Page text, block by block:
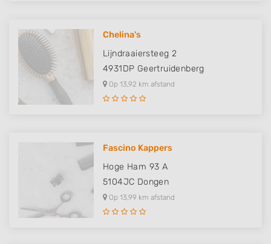
Chelina's
Lijndraaiersteeg 2
4931DP Geertruidenberg
Op 13,92 km afstand
Fascino Kappers
Hoge Ham 93 A
5104JC Dongen
Op 13,99 km afstand